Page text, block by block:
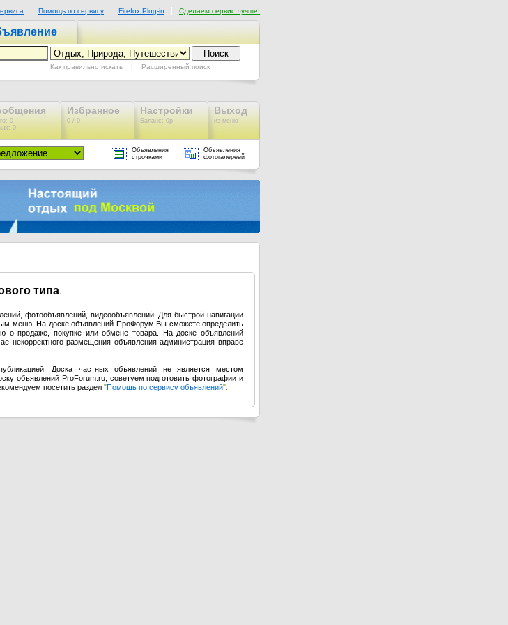
Помощь по сервису Firefox Plug-in Сделаем сервис лучше!
Как правильно искать | Расширенный поиск
0
0
Избранное
0 / 0
Настройки
Баланс: 0р
Выход
из меню
Объявления
строчками
Объявления
фотогалереей
типа.
фотообъявлений, видеообъявлений. Для быстрой навигации
меню. На доске объявлений ПроФорум Вы сможете определить
продаже, покупке или обмене товара. На доске объявлений
некорректного размещения объявления администрация вправе
Доска частных объявлений не является местом
объявлений ProForum.ru, советуем подготовить фотографии и
посетить раздел "Помощь по сервису объявлений".